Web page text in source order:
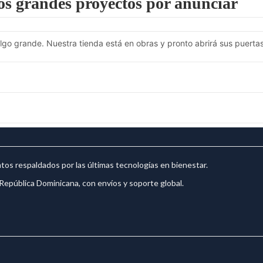
grande. Nuestra tienda está en obras y pronto abrirá sus
respaldados por las últimas tecnologías en bienestar.
Dominicana, con envíos y soporte global.